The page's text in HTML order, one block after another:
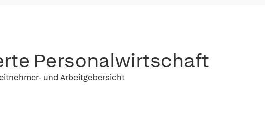
Personalwirtschaft
und Arbeitgebersicht